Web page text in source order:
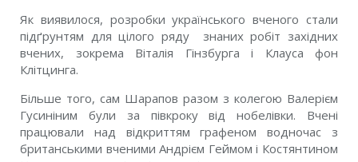
Як виявилося, розробки українського вченого стали
підґрунтям для цілого ряду знаних робіт західних
вчених, зокрема Віталія Гінзбурга і Клауса фон
Клітцинга.
Більше того, сам Шарапов разом з колегою Валерієм
Гусиніним були за півкроку від нобелівки. Вчені
працювали над відкриттям графеном водночас з
британськими вченими Андрієм Геймом і Костянтином